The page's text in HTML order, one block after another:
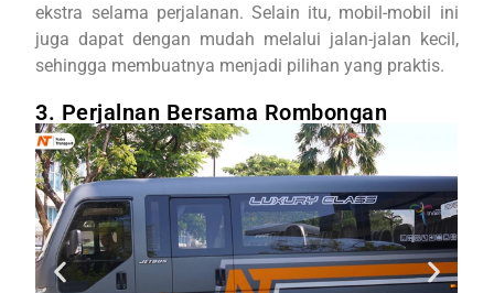
ekstra selama perjalanan. Selain itu, mobil-mobil ini
juga dapat dengan mudah melalui jalan-jalan kecil,
sehingga membuatnya menjadi pilihan yang praktis.
3. Perjalnan Bersama Rombongan